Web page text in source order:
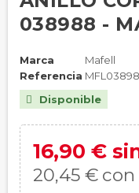
038988 -
Marca
Mafell
Referencia
 Disponible
16,90 €
20,45 € con